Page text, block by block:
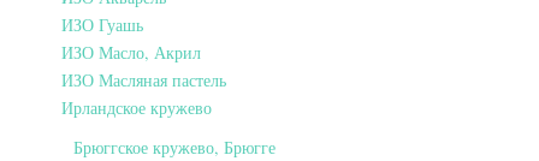
ИЗО Гуашь
ИЗО Масло, Акрил
ИЗО Масляная пастель
Ирландское кружево
Брюггское кружево, Брюгге